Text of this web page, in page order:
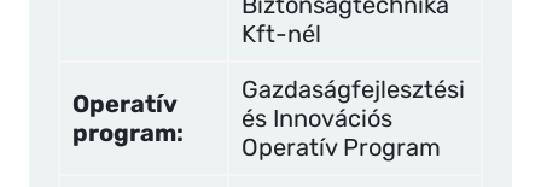
Kft-nél
Operatív
program:
Gazdaságfejlesztési
és Innovációs
Operatív Program